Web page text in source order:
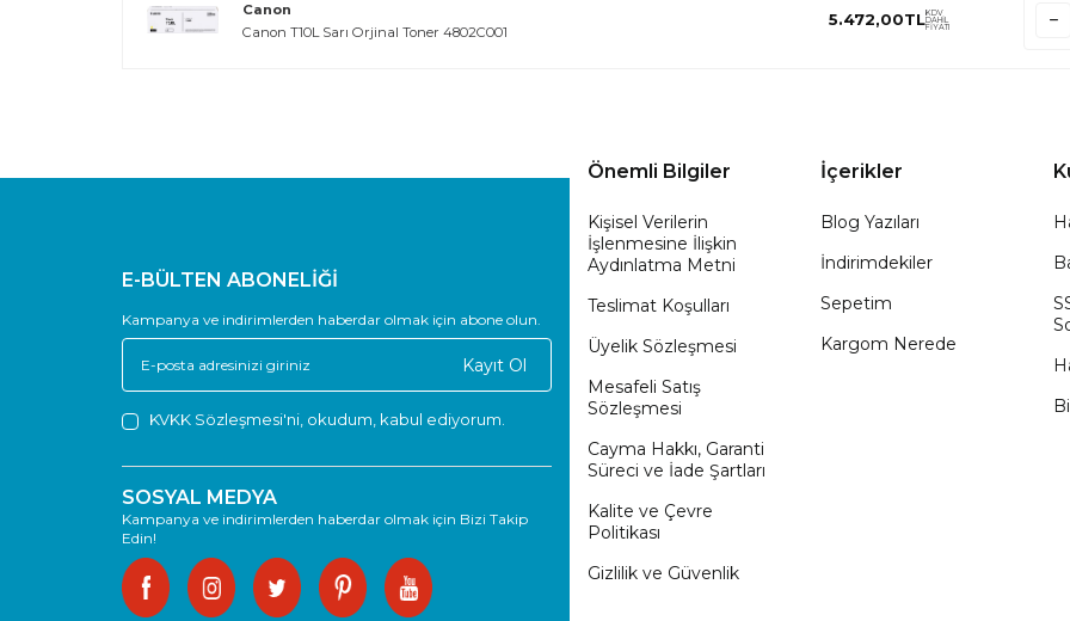
Canon
Canon T10L Sarı Orjinal Toner 4802C001
5.472,00TLKDV
DAHİL
FİYATI
E-BÜLTEN ABONELİĞİ
Kampanya ve indirimlerden haberdar olmak için abone olun.
Kayıt Ol
KVKK Sözleşmesi'ni , okudum, kabul ediyorum.
SOSYAL MEDYA
Kampanya ve indirimlerden haberdar olmak için Bizi Takip
Edin!
Önemli Bilgiler
Kişisel Verilerin
İşlenmesine İlişkin
Aydınlatma Metni
Teslimat Koşulları
Üyelik Sözleşmesi
Mesafeli Satış
Sözleşmesi
Cayma Hakkı, Garanti
Süreci ve İade Şartları
Kalite ve Çevre
Politikası
Gizlilik ve Güvenlik
İçerikler
Blog Yazıları
İndirimdekiler
Sepetim
Kargom Nerede